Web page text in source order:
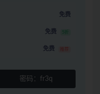
免费
免费 5折
免费 推荐
密码： fr3q